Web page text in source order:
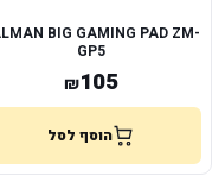
BIG GAMING PAD ZM-
GP5
₪105
הוסף לסל